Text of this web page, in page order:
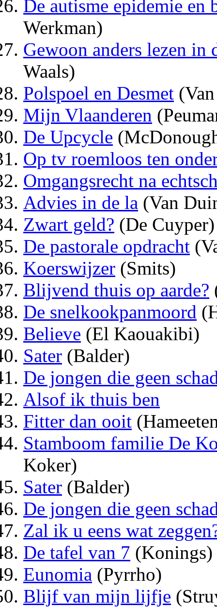
De autisme epidemie en
Werkman)
Gewoon anders lezen in
Waals)
Polspoel en Desmet
Mijn Vlaanderen
De Upcycle
Op tv roemloos ten
Omgangsrecht na
Advies in de la (Van
Zwart geld? (De Cuyper)
De pastorale opdracht
Koerswijzer (Smits)
Blijvend thuis op aarde?
De snelkookpanmoord
Believe (El Kaouakibi)
Sater (Balder)
De jongen die geen
Alsof ik thuis ben
Fitter dan ooit
Stamboom familie De
Koker)
Sater (Balder)
De jongen die geen
Zal ik u eens wat
De tafel van 7 (Konings)
Eunomia (Pyrrho)
Blijf van mijn lijfje